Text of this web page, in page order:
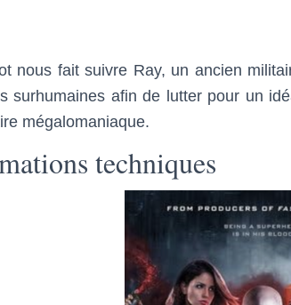
nous fait suivre Ray, un ancien
surhumaines afin de lutter pour un
mégalomaniaque.
techniques